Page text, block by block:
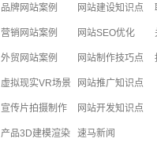
品牌网站案例
营销网站案例
外贸网站案例
虚拟现实VR场景
宣传片拍摄制作
产品3D建模渲染
网站建设知识点
网站SEO优化
网站制作技巧点
网站推广知识点
网站开发知识点
速马新闻